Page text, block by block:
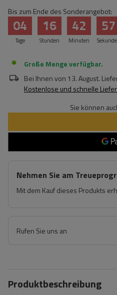
Bis zum Ende des Sonderangebot:
Tage
04
Stunden
16
Minuten
42 57
Große Menge verfügbar
Bei Ihnen von 13. August.
Kostenlose und schnelle
Sie können
Nehmen Sie am
Mit dem Kauf dieses Produkts
Rufen Sie uns an
Produktbeschreibung